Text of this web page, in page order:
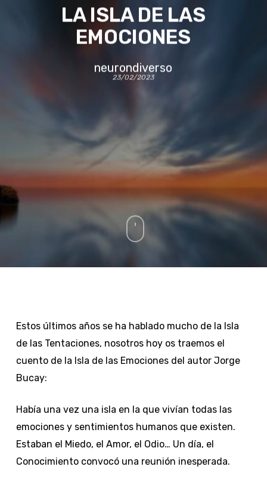
LA ISLA DE LAS
EMOCIONES
neurondiverso
23/02/2023
Estos últimos años se ha hablado mucho de la Isla
de las Tentaciones, nosotros hoy os traemos el
cuento de la Isla de las Emociones del autor Jorge
Bucay:
Había una vez una isla en la que vivían todas las
emociones y sentimientos humanos que existen.
Estaban el Miedo, el Amor, el Odio… Un día, el
Conocimiento convocó una reunión inesperada.